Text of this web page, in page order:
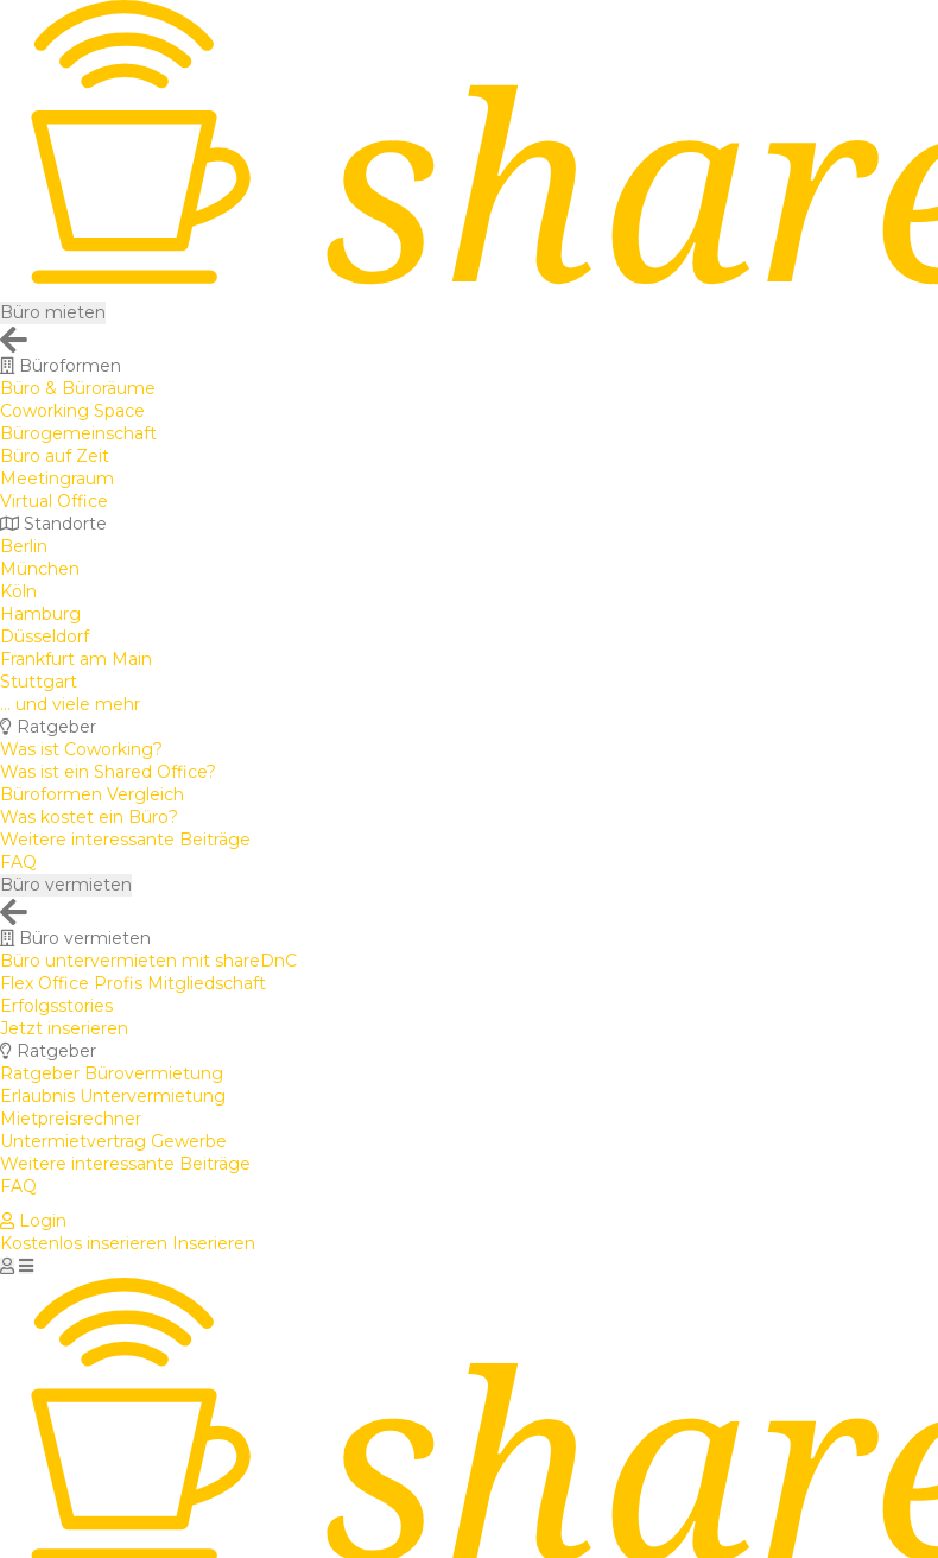
Büro mieten
Büroformen
Büro & Büroräume
Coworking Space
Bürogemeinschaft
Büro auf Zeit
Meetingraum
Virtual Office
Standorte
Berlin
München
Köln
Hamburg
Düsseldorf
Frankfurt am Main
Stuttgart
... und viele mehr
Ratgeber
Was ist Coworking?
Was ist ein Shared Office?
Büroformen Vergleich
Was kostet ein Büro?
Weitere interessante Beiträge
FAQ
Büro vermieten
Büro vermieten
Büro untervermieten mit shareDnC
Flex Office Profis Mitgliedschaft
Erfolgsstories
Jetzt inserieren
Ratgeber
Ratgeber Bürovermietung
Erlaubnis Untervermietung
Mietpreisrechner
Untermietvertrag Gewerbe
Weitere interessante Beiträge
FAQ
Login
Kostenlos inserieren Inserieren